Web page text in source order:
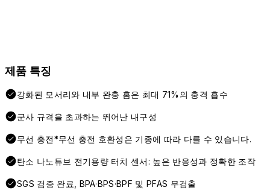
제품 특징
강화된 모서리와 내부 완충 홈은 최대 71%의 충격 흡수
군사 규격을 초과하는 뛰어난 내구성
무선 충전*무선 충전 호환성은 기종에 따라 다를 수 있습니다.
탄소 나노튜브 전기용량 터치 센서: 높은 반응성과 정확한 조작
SGS 검증 완료, BPA·BPS·BPF 및 PFAS 무검출